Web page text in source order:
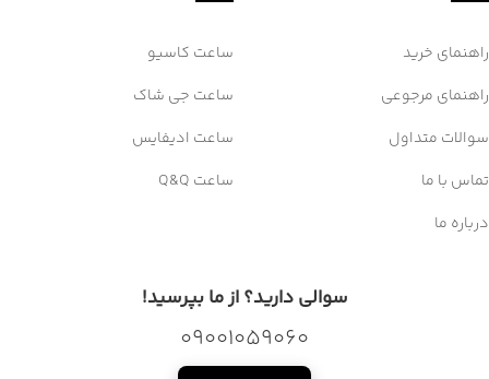
راهنمای خرید
راهنمای مرجوعی
سوالات متداول
تماس با ما
درباره ما
ساعت کاسیو
ساعت جی شاک
ساعت ادیفایس
ساعت Q&Q
سوالی دارید؟ از ما بپرسید!
09001059060